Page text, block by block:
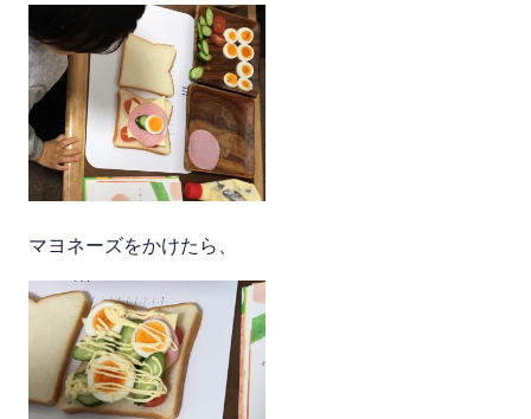
マヨネーズをかけたら、